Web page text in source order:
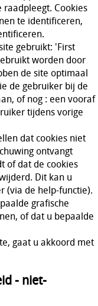
Cookies
te identificeren,
gebruikt: 'First
worden door
de site optimaal
de gebruiker bij de
of nog : een vooraf
tijdens vorige
dat cookies niet
ontvangt
of dat de cookies
Dit kan u
(via de help-functie).
grafische
of dat u bepaalde
gaat u akkoord met
- niet-